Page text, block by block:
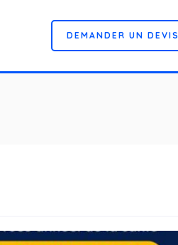
DE MANDE R UN DE VIS